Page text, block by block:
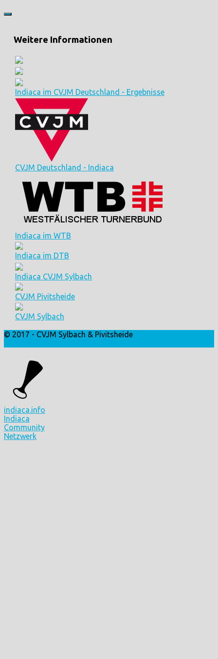
Weitere Informationen
Indiaca im CVJM Deutschland - Ergebnisse
CVJM Deutschland - Indiaca
Indiaca im WTB
Indiaca im DTB
Indiaca CVJM Sylbach
CVJM Pivitsheide
CVJM Sylbach
© 2017 - CVJM Sylbach & Pivitsheide
indiaca.info
Indiaca
Community
Netzwerk